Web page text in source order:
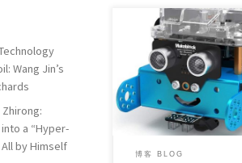
Time flies, and Maker
has reached i […]
博客 BLOG
Wang Jin’s
a “Hyper-
by Himself